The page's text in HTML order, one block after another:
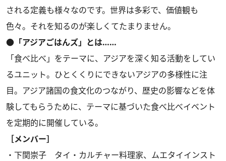
される定義も様々なのです。世界は多彩で、価値観も
色々。それを知るのが楽しくてたまりません。
●「アジアごはんズ」とは……
「食べ比べ」をテーマに、アジアを深く知る活動をしてい
るユニット。ひとくくりにできないアジアの多様性に注
目。アジア諸国の食文化のつながり、歴史の影響などを体
験してもらうために、テーマに基づいた食べ比べイベント
を定期的に開催している。
［メンバー］
・下関崇子 タイ・カルチャー料理家、ムエタイインスト